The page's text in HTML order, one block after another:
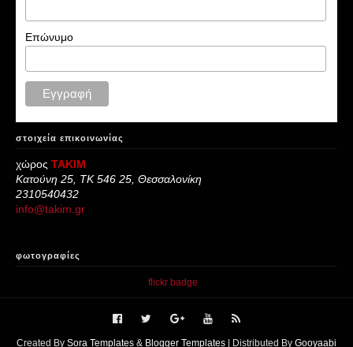
Επώνυμο
στοιχεία επικοινωνίας
χώρος ΤΑΚΙΜ
Κατούνη 25, ΤΚ 546 25, Θεσσαλονίκη
2310540432
info@takim.gr
φωτογραφίες
flickr badge
Created By Sora Templates & Blogger Templates | Distributed By Gooyaabi